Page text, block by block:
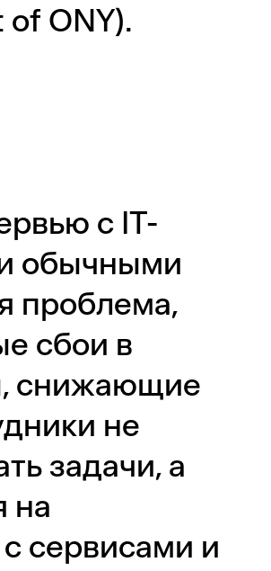
of ONY).
с IT-
обычными
проблема,
сбои в
снижающие
не
задачи, а
на
сервисами и